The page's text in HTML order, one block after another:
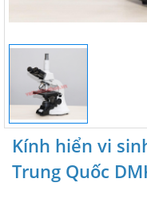
Kính hiển vi
Trung Quốc